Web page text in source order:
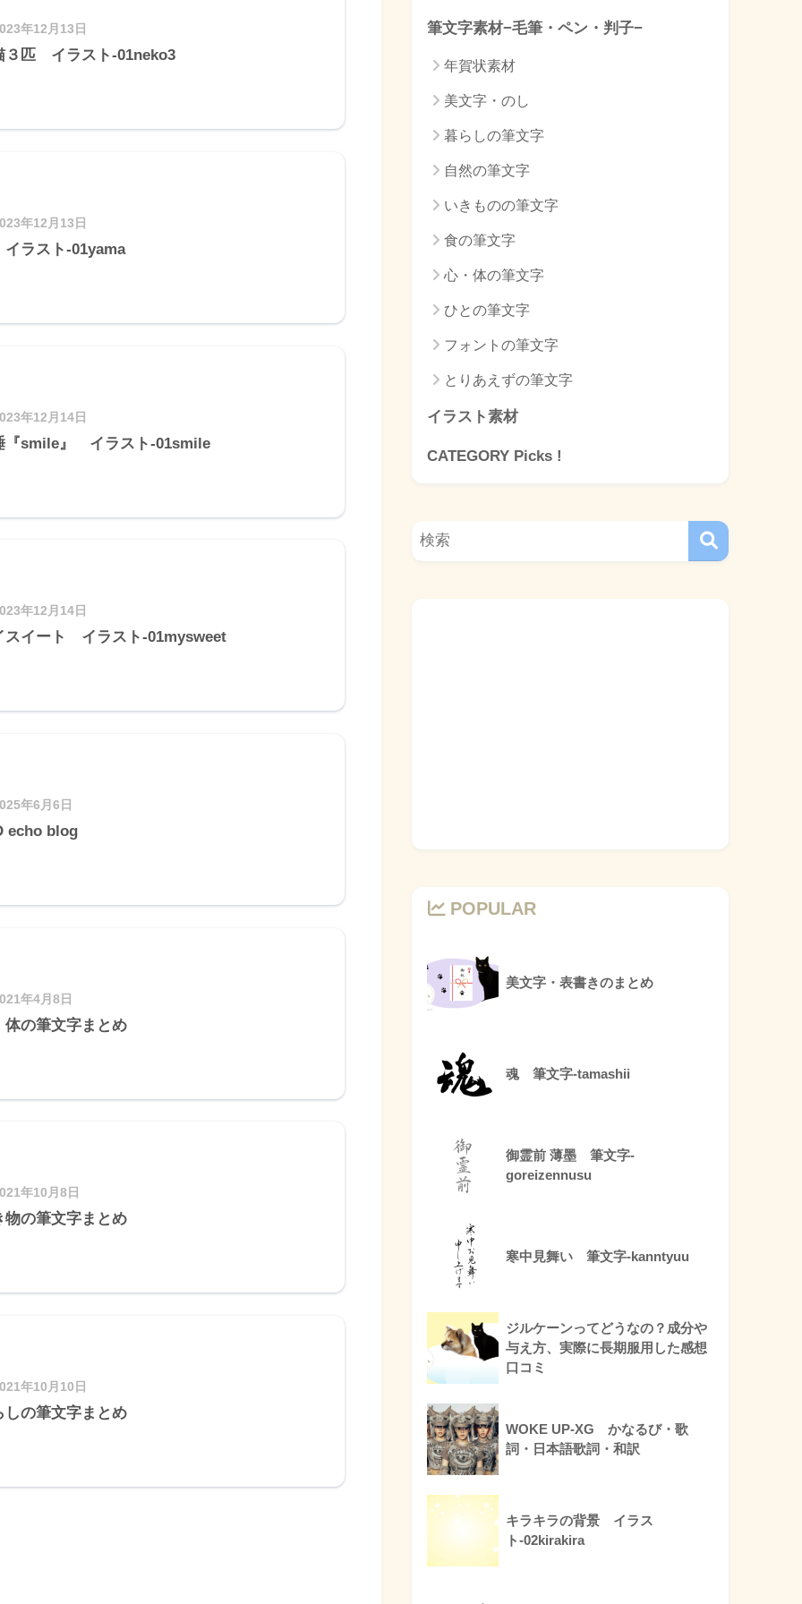
年12月13日
３匹 イラスト-01neko3
年12月13日
ラスト-01yama
年12月14日
『smile』 イラスト-01smile
年12月14日
スイート イラスト-01mysweet
年6月6日
echo blog
年4月8日
体の筆文字まとめ
年10月8日
物の筆文字まとめ
年10月10日
しの筆文字まとめ
筆文字素材−毛筆・ペン・判子−
年賀状素材
美文字・のし
暮らしの筆文字
自然の筆文字
いきものの筆文字
食の筆文字
心・体の筆文字
ひとの筆文字
フォントの筆文字
とりあえずの筆文字
イラスト素材
CATEGORY Picks !
POPULAR
美文字・表書きのまとめ
魂 筆文字-tamashii
御霊前 薄墨 筆文字-
goreizennusu
寒中見舞い 筆文字-kanntyuu
ジルケーンってどうなの？成分や
与え方、実際に長期服用した感想
口コミ
WOKE UP-XG かなるび・歌
詞・日本語歌詞・和訳
キラキラの背景 イラス
ト-02kirakira